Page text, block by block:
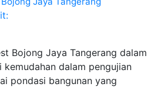
Bojong Jaya Tangerang dalam
kemudahan dalam pengujian
pondasi bangunan yang